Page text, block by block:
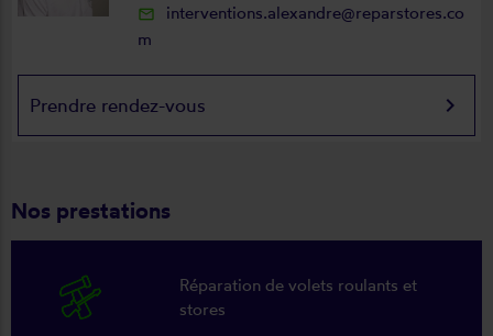
mail_outline
interventions.alexandre@reparstores.co
m
Prendre rendez-vous keyboard_arrow_right
Nos prestations
Réparation de volets roulants et
stores